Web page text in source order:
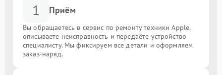
1 Приём
Вы обращаетесь в сервис по ремонту техники Apple,
описываете неисправность и передаёте устройство
специалисту. Мы фиксируем все детали и оформляем
заказ-наряд.